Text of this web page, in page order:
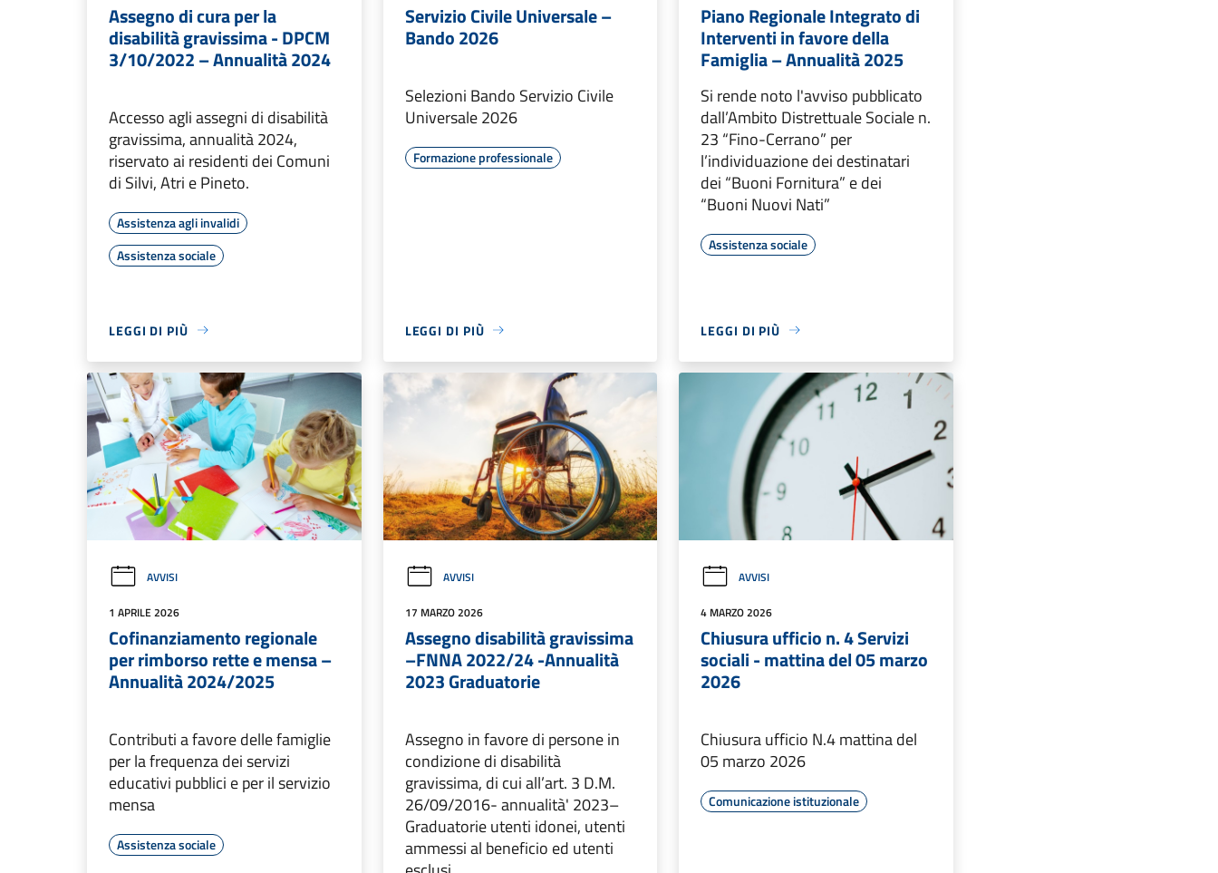
Assegno di cura per la
disabilità gravissima - DPCM
3/10/2022 – Annualità 2024
Accesso agli assegni di disabilità
gravissima, annualità 2024,
riservato ai residenti dei Comuni
di Silvi, Atri e Pineto.
Assistenza agli invalidi
Assistenza sociale
LEGGI DI PIÙ
Servizio Civile Universale –
Bando 2026
Selezioni Bando Servizio Civile
Universale 2026
Formazione professionale
LEGGI DI PIÙ
Piano Regionale Integrato di
Interventi in favore della
Famiglia – Annualità 2025
Si rende noto l'avviso pubblicato
dall’Ambito Distrettuale Sociale n.
23 “Fino-Cerrano” per
l’individuazione dei destinatari
dei “Buoni Fornitura” e dei
“Buoni Nuovi Nati”
Assistenza sociale
LEGGI DI PIÙ
AVVISI
1 APRILE 2026
Cofinanziamento regionale
per rimborso rette e mensa –
Annualità 2024/2025
Contributi a favore delle famiglie
per la frequenza dei servizi
educativi pubblici e per il servizio
mensa
Assistenza sociale
AVVISI
17 MARZO 2026
Assegno disabilità gravissima
–FNNA 2022/24 -Annualità
2023 Graduatorie
Assegno in favore di persone in
condizione di disabilità
gravissima, di cui all’art. 3 D.M.
26/09/2016- annualità' 2023–
Graduatorie utenti idonei, utenti
ammessi al beneficio ed utenti
AVVISI
4 MARZO 2026
Chiusura ufficio n. 4 Servizi
sociali - mattina del 05 marzo
2026
Chiusura ufficio N.4 mattina del
05 marzo 2026
Comunicazione istituzionale